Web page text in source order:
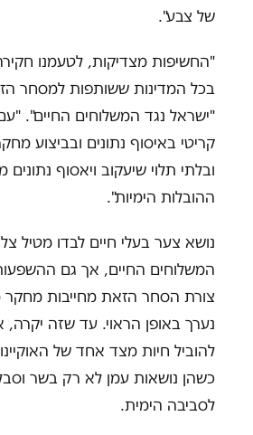
של צבע."
"החשיפות מצדיקות, לטעמנו
בכל המדינות ששותפות למסחר
"ישראל נגד המשלוחים החיים".
קריטי באיסוף נתונים ובביצוע
ובלתי תלוי שיעקוב ויאסוף
ההובלות הימיות".
נושא צער בעלי חיים לבדו מטיל
המשלוחים החיים, אך גם
צורת הסחר הזאת מחייבות מחקר
נערך באופן הראוי. עד שזה יקרה,
להוביל חיות מצד אחד של
כשהן נושאות עמן לא רק בשר
לסביבה הימית.